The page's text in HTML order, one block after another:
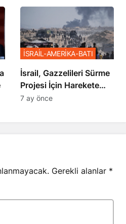
İsrail, Gazzelileri Sürme
Projesi İçin Harekete
Geçti
İSRAİL-AMERİKA-BATI
7 ay önce
Gerekli alanlar *